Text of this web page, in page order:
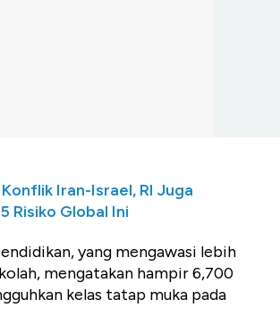
Iran-Israel, RI Juga
Risiko Global Ini
yang mengawasi lebih
mengatakan hampir 6,700
kelas tatap muka pada